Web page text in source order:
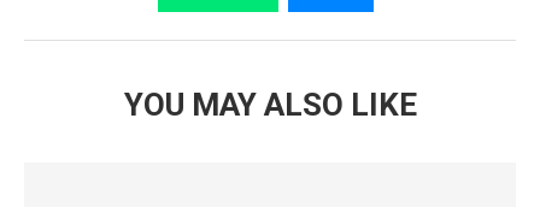
YOU MAY ALSO LIKE